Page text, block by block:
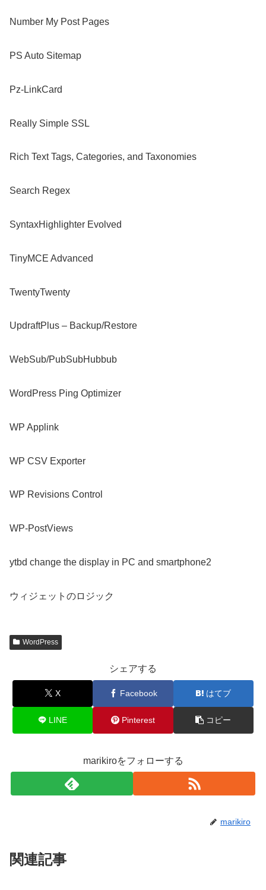
Number My Post Pages
PS Auto Sitemap
Pz-LinkCard
Really Simple SSL
Rich Text Tags, Categories, and Taxonomies
Search Regex
SyntaxHighlighter Evolved
TinyMCE Advanced
TwentyTwenty
UpdraftPlus – Backup/Restore
WebSub/PubSubHubbub
WordPress Ping Optimizer
WP Applink
WP CSV Exporter
WP Revisions Control
WP-PostViews
ytbd change the display in PC and smartphone2
ウィジェットのロジック
WordPress
シェアする
X Facebook はてブ
LINE Pinterest コピー
marikiroをフォローする
marikiro
関連記事